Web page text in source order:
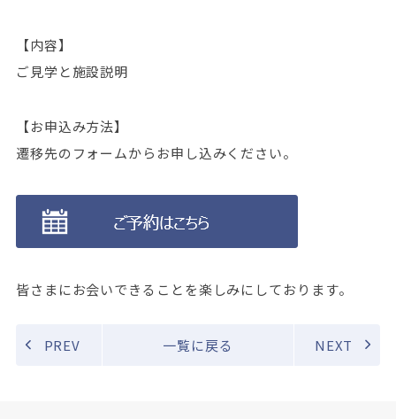
【内容】
ご見学と施設説明
【お申込み方法】
遷移先のフォームからお申し込みください。
皆さまにお会いできることを楽しみにしております。
PREV 一覧に戻る NEXT